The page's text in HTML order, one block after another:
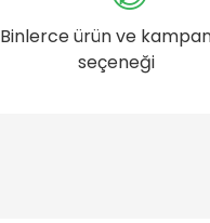
Binlerce ürün ve
seçeneği